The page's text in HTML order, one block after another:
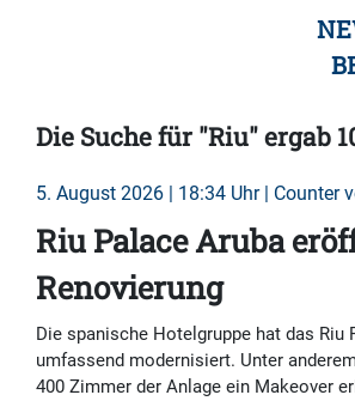
Die Suche für "Riu" ergab
5. August 2026 | 18:34 Uhr | Counter
Riu Palace Aruba
Renovierung
Die spanische Hotelgruppe hat das Riu
umfassend modernisiert. Unter
400 Zimmer der Anlage ein Makeover